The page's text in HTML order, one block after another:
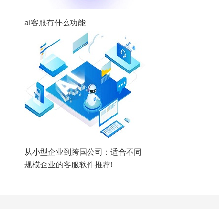
ai客服有什么功能
从小型企业到跨国公司：适合不同
规模企业的客服软件推荐!